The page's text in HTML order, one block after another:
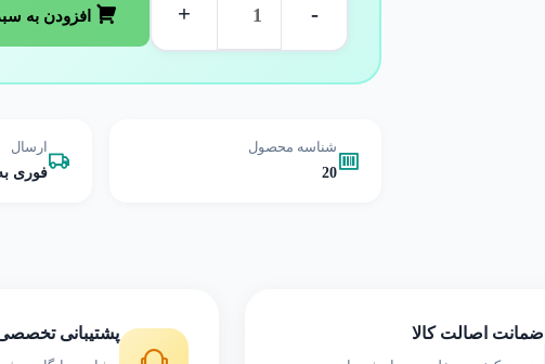
-
+ افزودن به
شناسه محصول
20
ارسال
فوری
ضمانت اصالت کالا پشتیبانی